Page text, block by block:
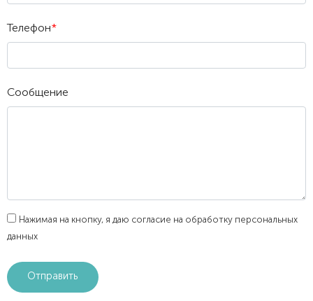
Телефон*
Сообщение
Нажимая на кнопку, я даю согласие на обработку персональных
данных